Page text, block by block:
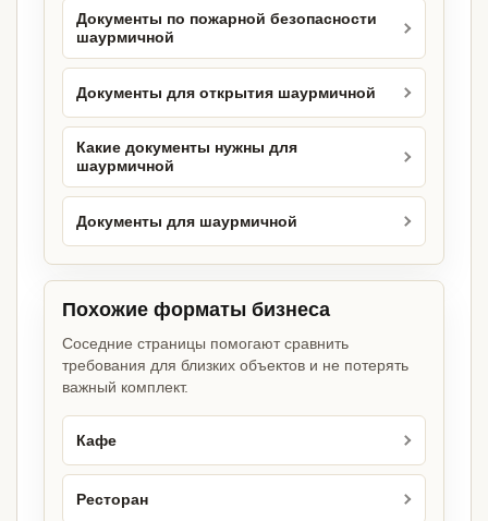
Документы по пожарной безопасности
шаурмичной
Документы для открытия шаурмичной
Какие документы нужны для
шаурмичной
Документы для шаурмичной
Похожие форматы бизнеса
Соседние страницы помогают сравнить
требования для близких объектов и не потерять
важный комплект.
Кафе
Ресторан